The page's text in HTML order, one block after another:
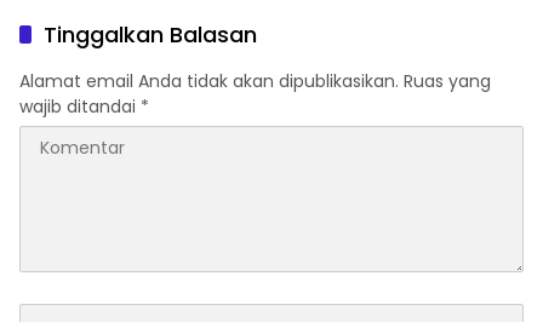
Keharmonisan Keluarga
Tinggalkan Balasan
Alamat email Anda tidak akan dipublikasikan. Ruas yang
wajib ditandai *